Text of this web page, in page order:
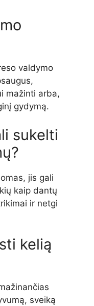
valdymo
mažinti arba,
gydymą.
sukelti
jis gali
kaip dantų
ir netgi
kelią
sveiką